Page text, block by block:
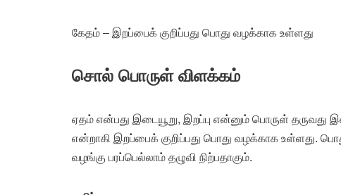
கேதம் – இறப்பைக் குறிப்பது பொது வழக்காக உள்ளது
சொல் பொருள் விளக்கம்
ஏதம் என்பது இடையூறு, இறப்பு என்னும் பொருள் தருவது
என்றாகி இறப்பைக் குறிப்பது பொது வழக்காக உள்ளது.
வழங்கு பரப்பெல்லாம் தழுவி நிற்பதாகும்.